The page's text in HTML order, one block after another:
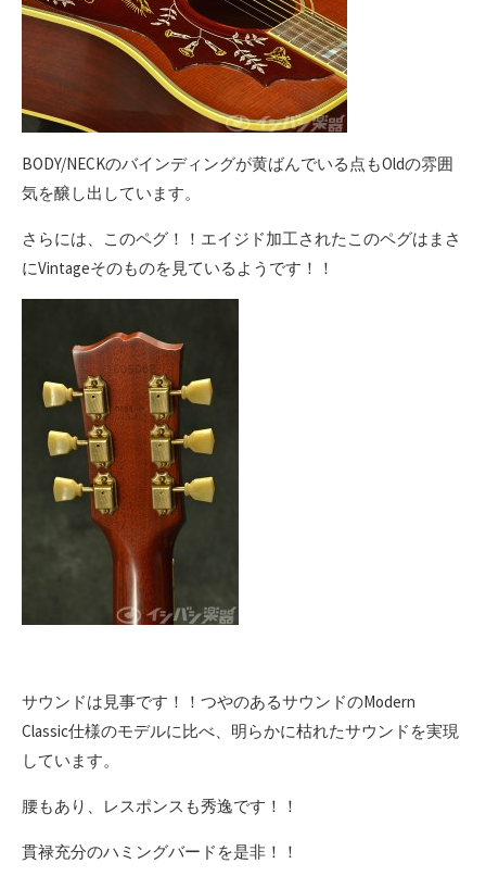
BODY/NECKのバインディングが黄ばんでいる点もOldの雰囲
気を醸し出しています。
さらには、このペグ！！エイジド加工されたこのペグはまさ
にVintageそのものを見ているようです！！
サウンドは見事です！！つやのあるサウンドのModern
Classic仕様のモデルに比べ、明らかに枯れたサウンドを実現
しています。
腰もあり、レスポンスも秀逸です！！
貫禄充分のハミングバードを是非！！